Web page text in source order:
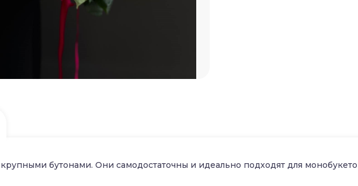
бутонами. Они самодостаточны и идеально подходят для